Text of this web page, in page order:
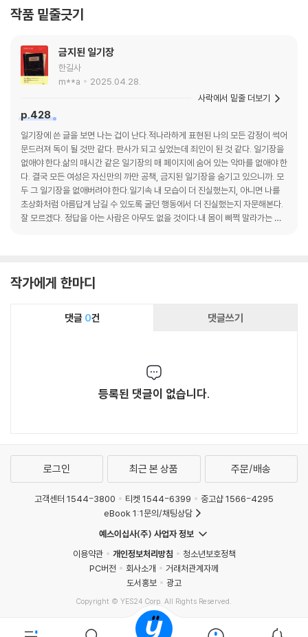
작품 밑줄긋기
금지된 일기장
한길사
m**a
2025.04.28.
p.428
일기장에 쓴 글을 보면 나는 겁이 난다.적나라하게 표현된 나의 모든 감정이 썩어
문드러져 독이 될 것만 같다. 판사가 되고 싶었는데 죄인이 된 것 같다. 일기장을
없애야 한다.삶의 매시간 같은 일기장의 매 페이지에 숨어 있는 악마를 없애야 한
다. 결국 모든 여성은 자신만의 까만 공책, 금지된 일기장을 숨기고 있으니까. 모
두 그 일기장을 없애버려야 한다.일기속 내 모습이 더 진실했는지, 아니면 나를
초상화처럼 아름답게 남길 수 있도록 굴던 행동에서 더 진실했는지 자문해본다.
잘 모르겠다. 정답을 아는 사람은 아무도 없을 것이다.내 몸이 삐쩍 말라가는 것
사락에서 밑줄 더보기
작가에게 한마디
댓글 0건 댓글쓰기
등록된 댓글이 없습니다.
로그인 최근 본 상품 주문/배송
고객센터 1544-3800 티켓 1544-6399
중고샵 1566-4295
eBook 1:1문의/채팅상담
예스이십사(주) 사업자 정보
이용약관
개인정보처리방침
청소년보호정책
PC버전
회사소개
거래처관계자께
도서홍보
광고
Copyright © YES24 Corp. All Rights Reserved.